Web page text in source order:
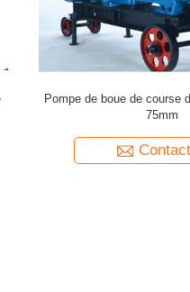
Pompe de boue BW-450
base de construction, de